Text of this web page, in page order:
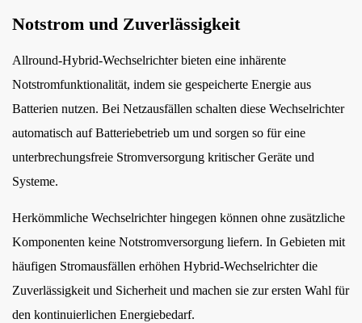
Notstrom und Zuverlässigkeit
Allround-Hybrid-Wechselrichter bieten eine inhärente
Notstromfunktionalität, indem sie gespeicherte Energie aus
Batterien nutzen. Bei Netzausfällen schalten diese Wechselrichter
automatisch auf Batteriebetrieb um und sorgen so für eine
unterbrechungsfreie Stromversorgung kritischer Geräte und
Systeme.
Herkömmliche Wechselrichter hingegen können ohne zusätzliche
Komponenten keine Notstromversorgung liefern. In Gebieten mit
häufigen Stromausfällen erhöhen Hybrid-Wechselrichter die
Zuverlässigkeit und Sicherheit und machen sie zur ersten Wahl für
den kontinuierlichen Energiebedarf.